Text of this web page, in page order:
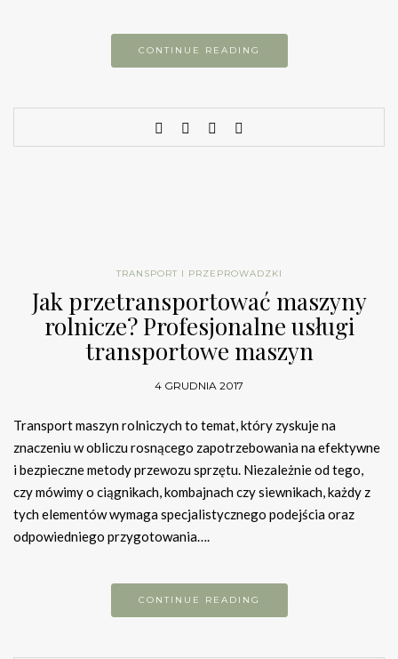
CONTINUE READING
TRANSPORT I PRZEPROWADZKI
Jak przetransportować maszyny
rolnicze? Profesjonalne usługi
transportowe maszyn
4 GRUDNIA 2017
Transport maszyn rolniczych to temat, który zyskuje na
znaczeniu w obliczu rosnącego zapotrzebowania na efektywne
i bezpieczne metody przewozu sprzętu. Niezależnie od tego,
czy mówimy o ciągnikach, kombajnach czy siewnikach, każdy z
tych elementów wymaga specjalistycznego podejścia oraz
odpowiedniego przygotowania….
CONTINUE READING